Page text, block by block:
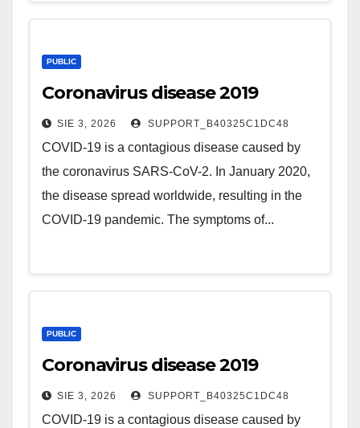
PUBLIC
Coronavirus disease 2019
SIE 3, 2026 SUPPORT_B40325C1DC48
COVID-19 is a contagious disease caused by
the coronavirus SARS-CoV-2. In January 2020,
the disease spread worldwide, resulting in the
COVID-19 pandemic. The symptoms of...
PUBLIC
Coronavirus disease 2019
SIE 3, 2026 SUPPORT_B40325C1DC48
COVID-19 is a contagious disease caused by